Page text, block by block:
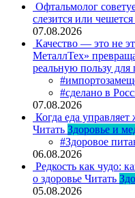
Офтальмолог
слезится или чешется
07.08.2026
Качество — это не
МеталлТех»
реальную пользу для
#сделано в
07.08.2026
Когда еда
Читать Здоровье и
#Здоровое
06.08.2026
Редкость как чудо:
о здоровье Читать
05.08.2026